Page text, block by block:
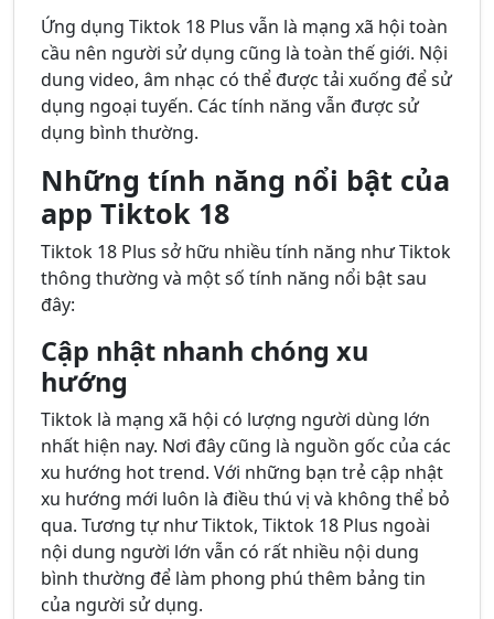
Ứng dụng Tiktok 18 Plus vẫn là mạng xã hội toàn
cầu nên người sử dụng cũng là toàn thế giới. Nội
dung video, âm nhạc có thể được tải xuống để sử
dụng ngoại tuyến. Các tính năng vẫn được sử
dụng bình thường.
Những tính năng nổi bật của
app Tiktok 18
Tiktok 18 Plus sở hữu nhiều tính năng như Tiktok
thông thường và một số tính năng nổi bật sau
đây:
Cập nhật nhanh chóng xu
hướng
Tiktok là mạng xã hội có lượng người dùng lớn
nhất hiện nay. Nơi đây cũng là nguồn gốc của các
xu hướng hot trend. Với những bạn trẻ cập nhật
xu hướng mới luôn là điều thú vị và không thể bỏ
qua. Tương tự như Tiktok, Tiktok 18 Plus ngoài
nội dung người lớn vẫn có rất nhiều nội dung
bình thường để làm phong phú thêm bảng tin
của người sử dụng.